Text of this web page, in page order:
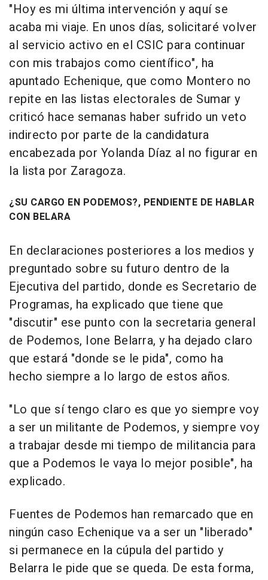
"Hoy es mi última intervención y aquí se
acaba mi viaje. En unos días, solicitaré volver
al servicio activo en el CSIC para continuar
con mis trabajos como científico", ha
apuntado Echenique, que como Montero no
repite en las listas electorales de Sumar y
criticó hace semanas haber sufrido un veto
indirecto por parte de la candidatura
encabezada por Yolanda Díaz al no figurar en
la lista por Zaragoza.
¿SU CARGO EN PODEMOS?, PENDIENTE DE HABLAR
CON BELARA
En declaraciones posteriores a los medios y
preguntado sobre su futuro dentro de la
Ejecutiva del partido, donde es Secretario de
Programas, ha explicado que tiene que
"discutir" ese punto con la secretaria general
de Podemos, Ione Belarra, y ha dejado claro
que estará "donde se le pida", como ha
hecho siempre a lo largo de estos años.
"Lo que sí tengo claro es que yo siempre voy
a ser un militante de Podemos, y siempre voy
a trabajar desde mi tiempo de militancia para
que a Podemos le vaya lo mejor posible", ha
explicado.
Fuentes de Podemos han remarcado que en
ningún caso Echenique va a ser un "liberado"
si permanece en la cúpula del partido y
Belarra le pide que se queda. De esta forma,